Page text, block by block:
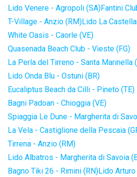
Lido Venere - Agropoli (SA)Fantini
T-Village - Anzio (RM)Lido La
White Oasis - Caorle (VE)
Quasenada Beach Club - Vieste (FG)
La Perla del Tirreno - Santa Marinella
Lido Onda Blu - Ostuni (BR)
Eucaliptus Beach da Cilli - Pineto (TE)
Bagni Padoan - Chioggia (VE)
Spiaggia Le Dune - Margherita di
La Vela - Castiglione della Pescaia
Tirrena - Anzio (RM)
Lido Albatros - Margherita di Savoia
Bagno Tiki 26 - Rimini (RN)Lido